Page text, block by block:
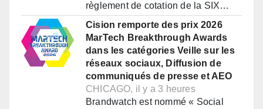
règlement de cotation de la SIX…
Cision remporte des prix 2026
MarTech Breakthrough Awards
dans les catégories Veille sur les
réseaux sociaux, Diffusion de
communiqués de presse et AEO
CHICAGO, il y a 3 heures
Brandwatch est nommé « Social